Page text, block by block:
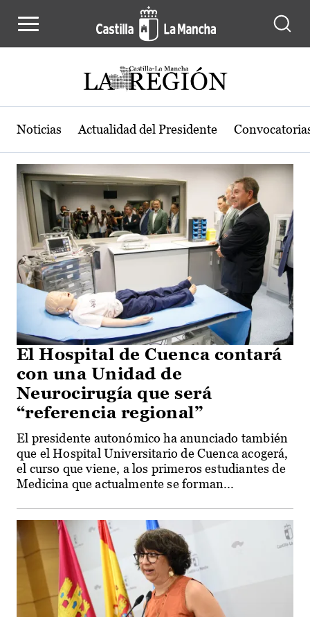
Actualidad de la región de Castilla-
Noticias Actualidad del Presidente
El Hospital de Cuenca contará
con una Unidad de
Neurocirugía que será
“referencia regional”
El presidente autonómico ha anunciado también
que el Hospital Universitario de Cuenca acogerá,
el curso que viene, a los primeros estudiantes de
Medicina que actualmente se forman...